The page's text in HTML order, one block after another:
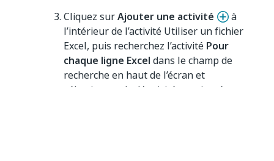
Cliquez surAjouter une activité
à
l’intérieur de l’activité Utiliser un fichier
Excel, puis recherchez l’activité Pour
chaque ligne Excel dans le champ de
recherche en haut de l’écran et
sélectionnez-la. L’activité est ajoutée au